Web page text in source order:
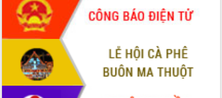
món ăn từ sầu riêng
Đắk Lắk công bố Quy hoạch và xúc
tiến đầu tư tỉnh
Ngành cá ngừ Đắk Lắk chủ động thích
ứng để giữ vững thị trường xuất khẩu
Diễn đàn Kinh tế tư nhân Việt Nam đột
phá cơ chế - Hợp tác công tư
Đề án 06 tạo bước ngoặt đột phá trong
cải cách hành chính tỉnh Đắk Lắk